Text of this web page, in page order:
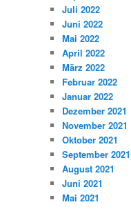
Juli 2022
Juni 2022
Mai 2022
April 2022
März 2022
Februar 2022
Januar 2022
Dezember 2021
November 2021
Oktober 2021
September 2021
August 2021
Juni 2021
Mai 2021